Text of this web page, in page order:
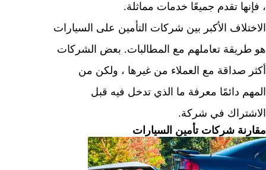
تقدم جميعًا خدمات مماثلة.
الأكبر بين شركات التأمين على السيارات
تعاملهم مع المطالبات. بعض الشركات
صداقة مع العملاء من غيرها ، ولكن من
دائمًا معرفة ما الذي تدخل فيه قبل
في شركة.
شركات تأمين السيارات